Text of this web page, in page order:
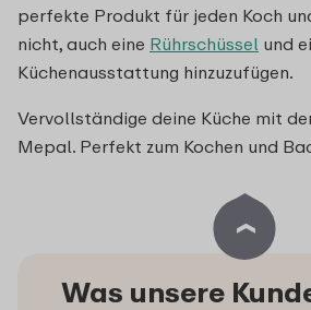
perfekte Produkt für jeden Koch
nicht, auch eine Rührschüssel und
Küchenausstattung hinzuzufügen.
Vervollständige deine Küche mit
Mepal. Perfekt zum Kochen und
Was unsere